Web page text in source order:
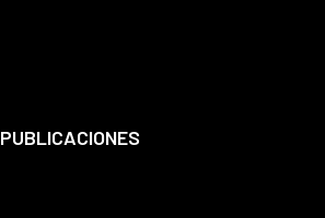
PUBLICACIONES